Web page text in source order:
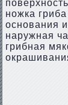
ножка
основания
наружная
грибная